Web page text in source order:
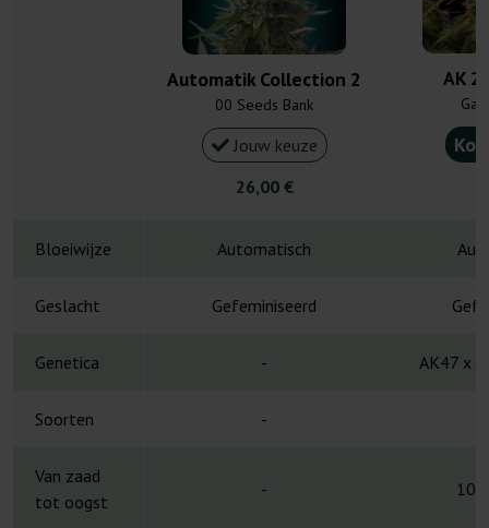
Automatik Collection 2
00 Seeds Bank
Jouw keuze
26,00 €
AK
Bloeiwijze Automatisch
Geslacht Gefeminiseerd
Genetica - AK47 x
Soorten -
Van zaad
tot oogst
- 10-